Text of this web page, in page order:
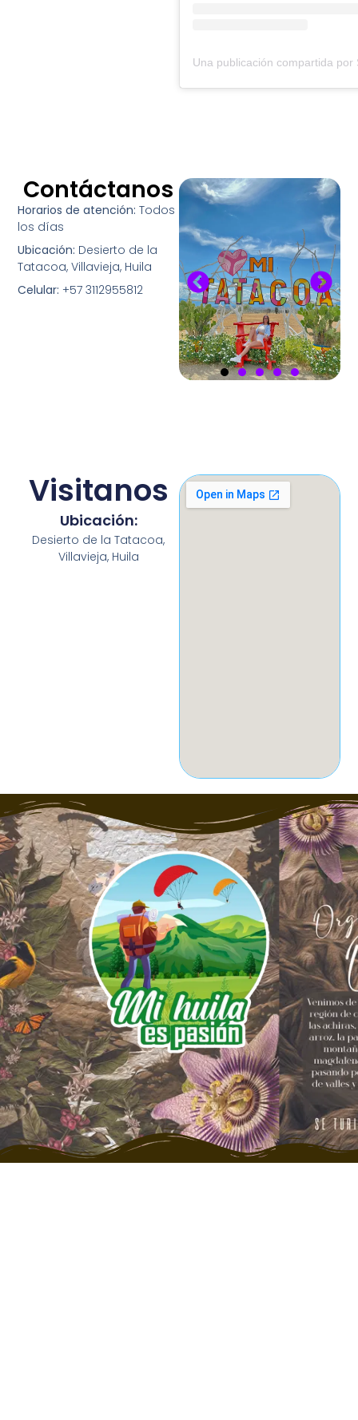
Contáctanos
Horarios de atención: Todos
los días
Ubicación: Desierto de la
Tatacoa, Villavieja, Huila
Celular: +57 3112955812
Visitanos
Ubicación:
Desierto de la Tatacoa,
Villavieja, Huila